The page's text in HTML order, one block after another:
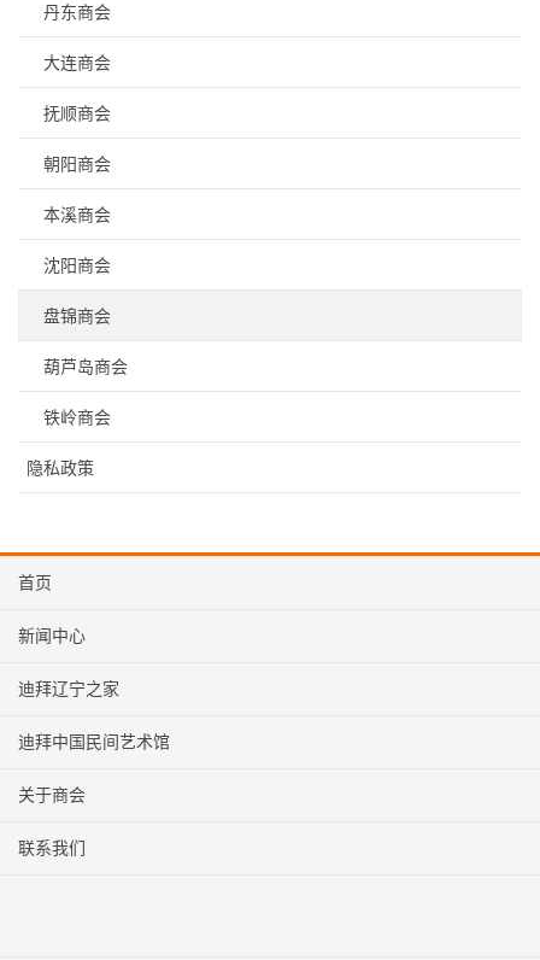
丹东商会
大连商会
抚顺商会
朝阳商会
本溪商会
沈阳商会
盘锦商会
葫芦岛商会
铁岭商会
隐私政策
首页
新闻中心
迪拜辽宁之家
迪拜中国民间艺术馆
关于商会
联系我们